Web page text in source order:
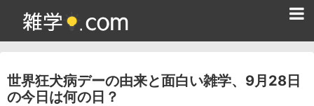
世界狂犬病デーの由来と面白い雑学、9月28日
の今日は何の日？
雑学クイズ問題集